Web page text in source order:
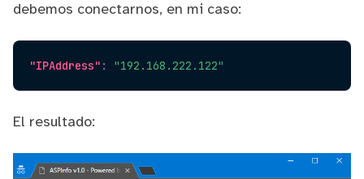
debemos conectarnos, en mi caso:
"IPAddress" : "192.168.222.122"
El resultado: